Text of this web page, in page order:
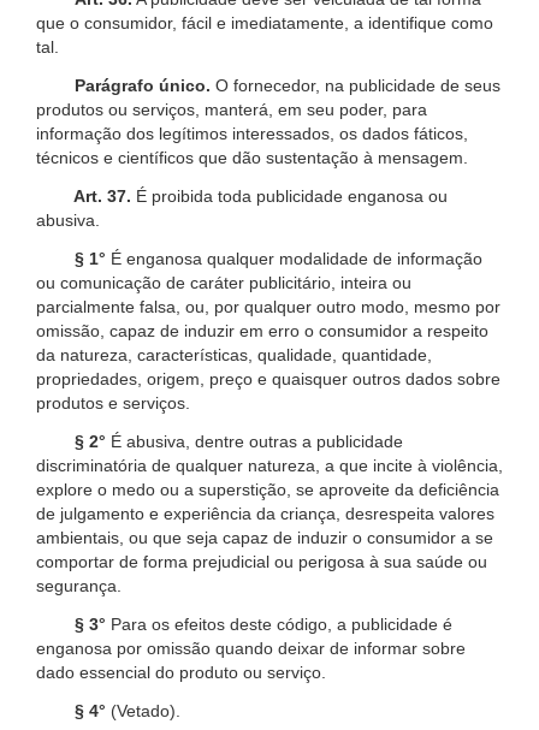
que o consumidor, fácil e imediatamente, a identifique como
tal.
Parágrafo único. O fornecedor, na publicidade de seus
produtos ou serviços, manterá, em seu poder, para
informação dos legítimos interessados, os dados fáticos,
técnicos e científicos que dão sustentação à mensagem.
Art. 37. É proibida toda publicidade enganosa ou
abusiva.
§ 1° É enganosa qualquer modalidade de informação
ou comunicação de caráter publicitário, inteira ou
parcialmente falsa, ou, por qualquer outro modo, mesmo por
omissão, capaz de induzir em erro o consumidor a respeito
da natureza, características, qualidade, quantidade,
propriedades, origem, preço e quaisquer outros dados sobre
produtos e serviços.
§ 2° É abusiva, dentre outras a publicidade
discriminatória de qualquer natureza, a que incite à violência,
explore o medo ou a superstição, se aproveite da deficiência
de julgamento e experiência da criança, desrespeita valores
ambientais, ou que seja capaz de induzir o consumidor a se
comportar de forma prejudicial ou perigosa à sua saúde ou
segurança.
§ 3° Para os efeitos deste código, a publicidade é
enganosa por omissão quando deixar de informar sobre
dado essencial do produto ou serviço.
§ 4° (Vetado).